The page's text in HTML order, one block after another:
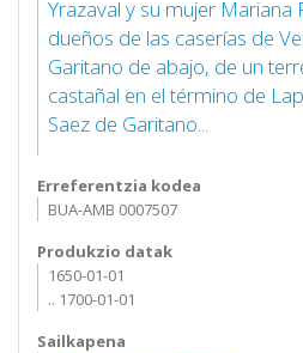
Yrazaval y su mujer Mariana
dueños de las caserías de
Garitano de abajo, de un
castañal en el término de
Saez de Garitano...
Erreferentzia kodea
BUA-AMB 0007507
Produkzio datak
1650-01-01
.. 1700-01-01
Sailkapena